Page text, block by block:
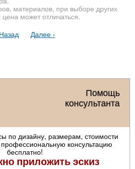
материалов, при выборе других
может отличаться.
Далее ›
Помощь
консультанта
по дизайну, размерам, стоимости
консультацию
бесплатно!
приложить эскиз